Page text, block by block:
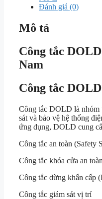
Đánh giá (0)
Mô tả
Công tắc
Nam
Công tắc
Công tắc DOLD là nhóm
sát và bảo vệ hệ thống
ứng dụng, DOLD cung
Công tắc an toàn (Safety
Công tắc khóa cửa an toàn
Công tắc dừng khẩn cấp
Công tắc giám sát vị trí